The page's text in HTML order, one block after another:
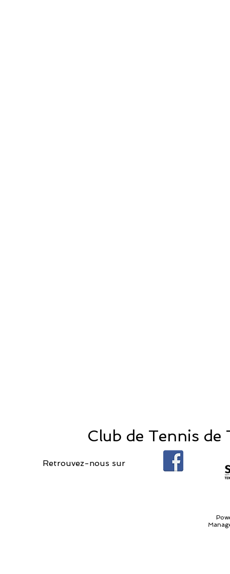
Retrouvez-nous sur
Club de Tennis de